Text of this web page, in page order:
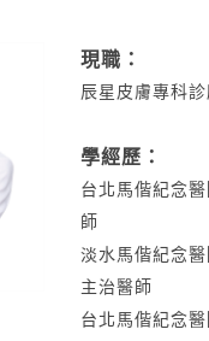
現職：
辰星皮膚專科
學經歷：
台北馬偕紀念
師
淡水馬偕紀念
主治醫師
台北馬偕紀念